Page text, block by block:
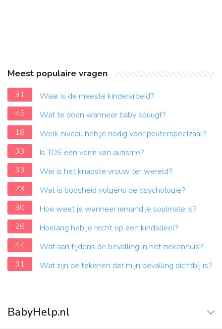
Meest populaire vragen
31
Waar is de meeste kinderarbeid?
45
Wat te doen wanneer baby spuugt?
18
Welk niveau heb je nodig voor peuterspeelzaal?
33
Is TOS een vorm van autisme?
33
Wie is het knapste vrouw ter wereld?
23
Wat is boosheid volgens de psychologie?
30
Hoe weet je wanneer iemand je soulmate is?
26
Hoelang heb je recht op een kindsdeel?
44
Wat aan tijdens de bevalling in het ziekenhuis?
31
Wat zijn de tekenen dat mijn bevalling dichtbij is?
BabyHelp.nl